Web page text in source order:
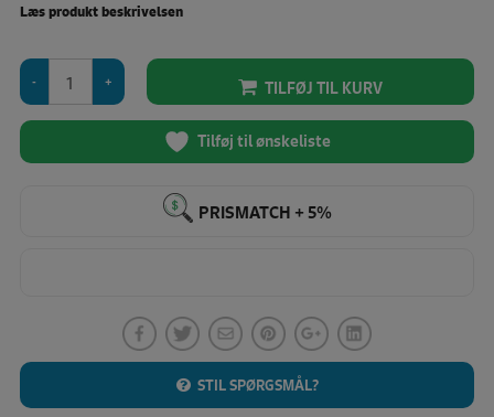
Læs produkt beskrivelsen
C507,
T-
antal
TILFØJ TIL KURV
Tilføj til ønskeliste
PRISMATCH + 5%
STIL SPØRGSMÅL?